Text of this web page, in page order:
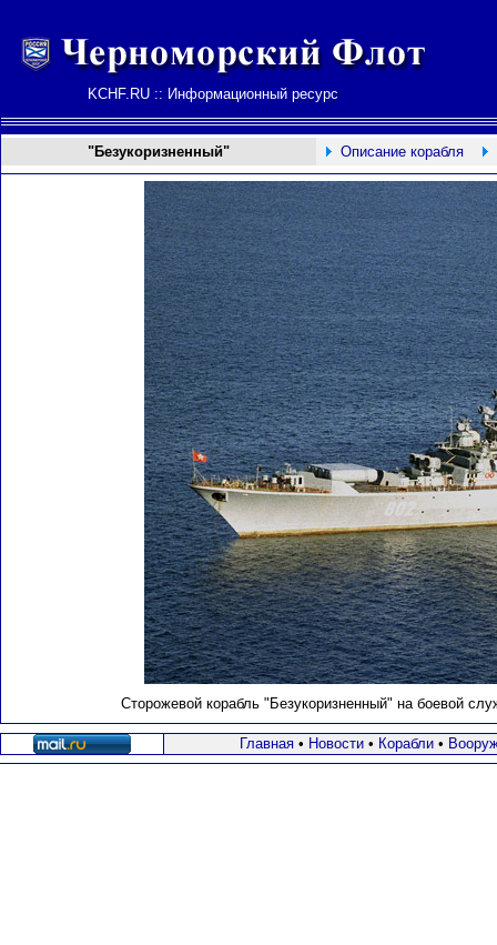
KCHF.RU :: Информационный ресурс
"Безукоризненный" Описание корабля
Сторожевой корабль "Безукоризненный" на боевой
Главная• Новости• Корабли•